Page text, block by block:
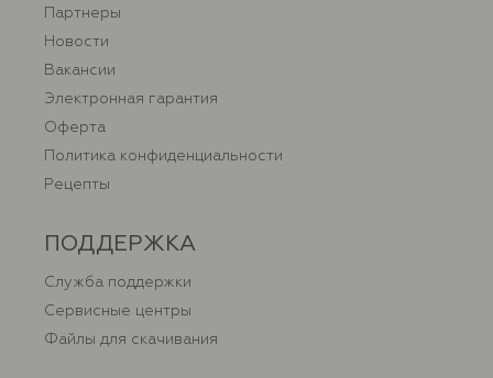
Партнеры
Новости
Вакансии
Электронная гарантия
Оферта
Политика конфиденциальности
Рецепты
ПОДДЕРЖКА
Служба поддержки
Сервисные центры
Файлы для скачивания